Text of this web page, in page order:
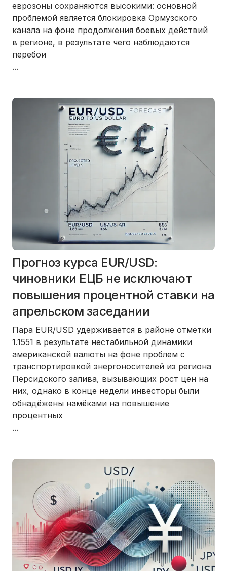
еврозоны сохраняются высокими: основной
проблемой является блокировка Ормузского
канала на фоне продолжения боевых действий
в регионе, в результате чего наблюдаются
перебои
...
Прогноз курса EUR/USD:
чиновники ЕЦБ не исключают
повышения процентной ставки на
апрельском заседании
Пара EUR/USD удерживается в районе отметки
1.1551 в результате нестабильной динамики
американской валюты на фоне проблем с
транспортировкой энергоносителей из региона
Персидского залива, вызывающих рост цен на
них, однако в конце недели инвесторы были
обнадёжены намёками на повышение
процентных
...